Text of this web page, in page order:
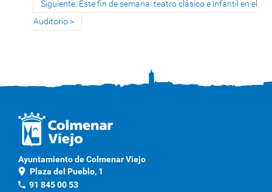
Siguiente: Este fin de semana: teatro clásico e infantil en el
Auditorio
Ayuntamiento de Colmenar Viejo
location_on Plaza del Pueblo, 1
phone 91 845 00 53